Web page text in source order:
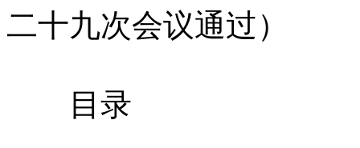
二十九次会议通过）
目录